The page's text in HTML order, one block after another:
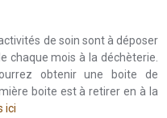
de soin sont à déposer
chaque mois à la déchèterie.
obtenir une boite de
boite est à retirer en à la
ici